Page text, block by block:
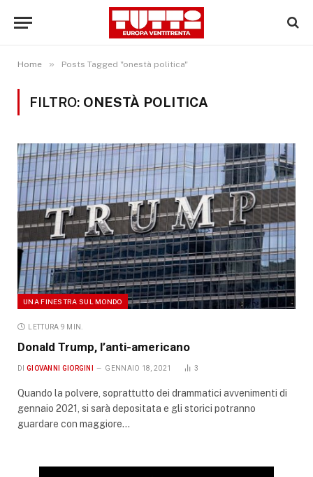
Home » Posts Tagged "onestà politica"
FILTRO: ONESTÀ POLITICA
UNA FINESTRA SUL MONDO
LETTURA 9 MIN.
Donald Trump, l’anti-americano
DI GIOVANNI GIORGINI GENNAIO 18, 2021 3
Quando la polvere, soprattutto dei drammatici avvenimenti di
gennaio 2021, si sarà depositata e gli storici potranno
guardare con maggiore…